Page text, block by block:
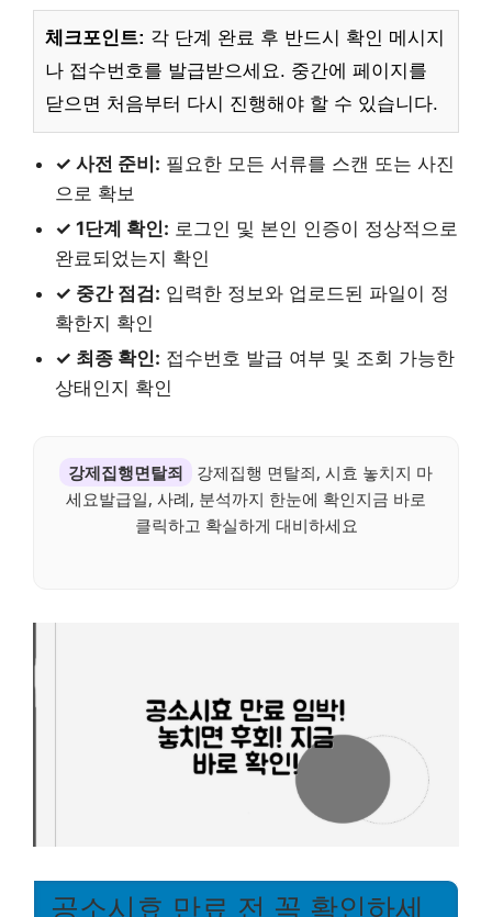
체크포인트: 각 단계 완료 후 반드시 확인 메시지
나 접수번호를 발급받으세요. 중간에 페이지를
닫으면 처음부터 다시 진행해야 할 수 있습니다.
✓ 사전 준비: 필요한 모든 서류를 스캔 또는 사진
으로 확보
✓ 1단계 확인: 로그인 및 본인 인증이 정상적으로
완료되었는지 확인
✓ 중간 점검: 입력한 정보와 업로드된 파일이 정
확한지 확인
✓ 최종 확인: 접수번호 발급 여부 및 조회 가능한
상태인지 확인
강제집행면탈죄
강제집행 면탈죄, 시효 놓치지 마
세요발급일, 사례, 분석까지 한눈에 확인지금 바로
클릭하고 확실하게 대비하세요
공소시효 만료 전 꼭 확인하세